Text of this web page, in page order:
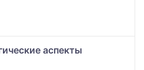
аспекты